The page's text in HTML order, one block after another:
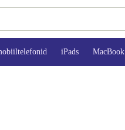
iPads MacBook